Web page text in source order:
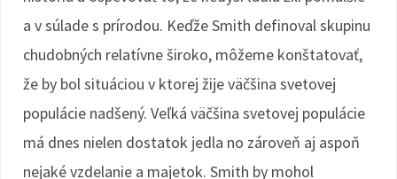
a v súlade s prírodou. Keďže Smith definoval skupinu
chudobných relatívne široko, môžeme konštatovať,
že by bol situáciou v ktorej žije väčšina svetovej
populácie nadšený. Veľká väčšina svetovej populácie
má dnes nielen dostatok jedla no zároveň aj aspoň
nejaké vzdelanie a majetok. Smith by mohol